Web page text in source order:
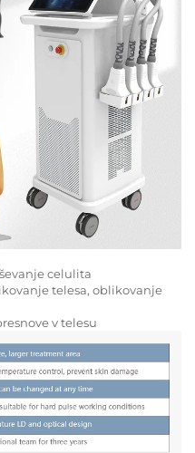
celulita
telesa, oblikovanje
v telesu